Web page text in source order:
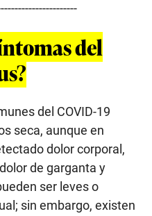
del
del COVID-19
seca, aunque en
dolor corporal,
de garganta y
ser leves o
sin embargo, existen